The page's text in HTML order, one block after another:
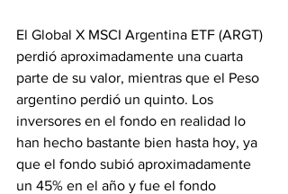
El Global X MSCI Argentina ETF (ARGT)
perdió aproximadamente una cuarta
parte de su valor, mientras que el Peso
argentino perdió un quinto. Los
inversores en el fondo en realidad lo
han hecho bastante bien hasta hoy, ya
que el fondo subió aproximadamente
un 45% en el año y fue el fondo